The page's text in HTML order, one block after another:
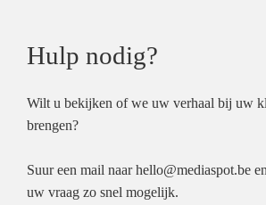
Hulp nodig?
Wilt u bekijken of we uw verhaal bij uw
brengen?
Suur een mail naarhello@mediaspot.be
uw vraag zo snel mogelijk.